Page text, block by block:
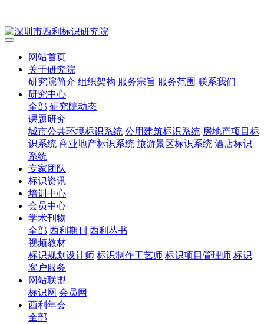
网站首页
关于研究院
研究院简介 组织架构 服务宗旨 服务范围 联系我们
研究中心
全部 研究院动态
课题研究
城市公共环境标识系统 公用建筑标识系统 房地产项目标
识系统 商业地产标识系统 旅游景区标识系统 酒店标识
系统
专家团队
标识资讯
培训中心
会员中心
学术刊物
全部 西利期刊 西利丛书
视频教材
标识规划设计师 标识制作工艺师 标识项目管理师 标识
客户服务
网站联盟
标识网 会员网
西利年会
全部